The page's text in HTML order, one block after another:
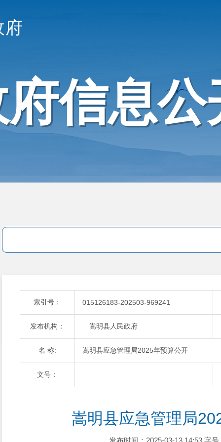
府
信息公
索引号： 015126183-202503-969241
发布机构： 嵩明县人民政府
名 称: 嵩明县应急管理局2025年预算公开
文号：
嵩明县应急管理局
发布时间：2025-03-13 14:53 字